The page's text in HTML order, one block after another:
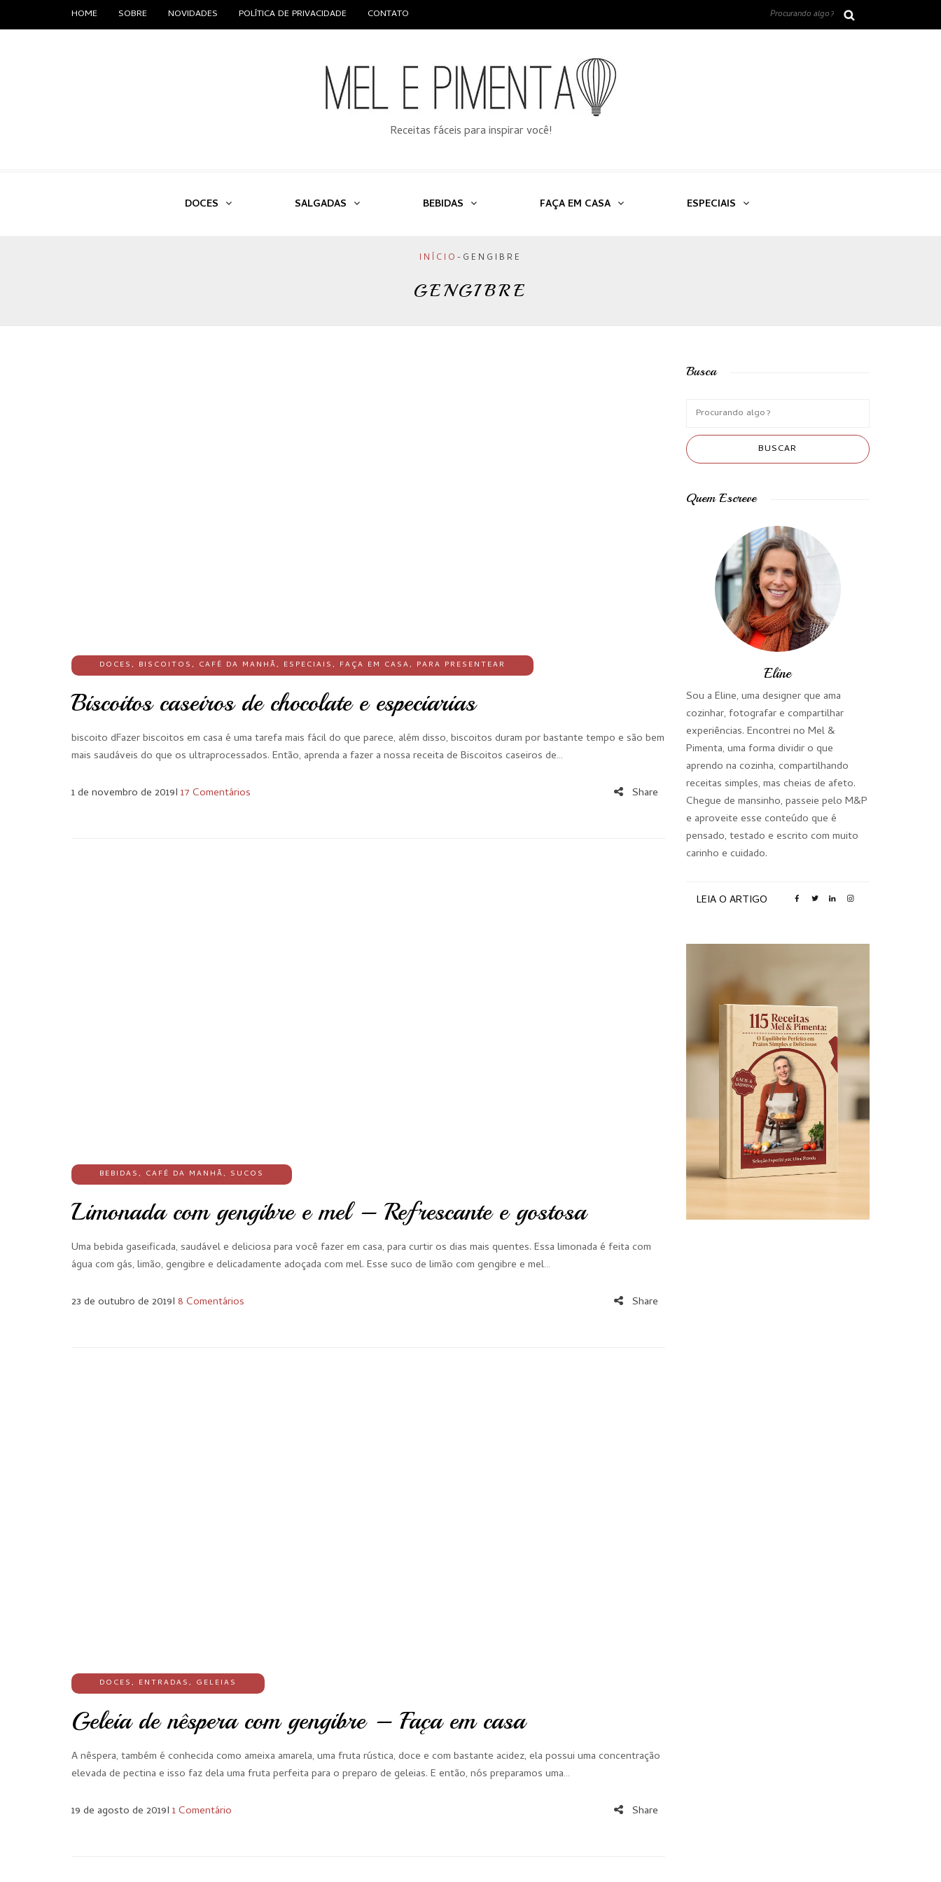
HOME SOBRE NOVIDADES POLÍTICA DE PRIVACIDADE CONTATO
Receitas fáceis para inspirar você!
DOCES SALGADAS BEBIDAS FAÇA EM CASA ESPECIAIS
INÍCIO - GENGIBRE
GENGIBRE
DOCES, BISCOITOS, CAFÉ DA MANHÃ, ESPECIAIS, FAÇA EM CASA, PARA PRESENTEAR
Biscoitos caseiros de chocolate e especiarias
biscoito dFazer biscoitos em casa é uma tarefa mais fácil do que parece, além disso, biscoitos duram por bastante tempo e são bem
mais saudáveis do que os ultraprocessados. Então, aprenda a fazer a nossa receita de Biscoitos caseiros de…
1 de novembro de 2019I 17 Comentários Share
BEBIDAS, CAFÉ DA MANHÃ, SUCOS
Limonada com gengibre e mel – Refrescante e gostosa
Uma bebida gaseificada, saudável e deliciosa para você fazer em casa, para curtir os dias mais quentes. Essa limonada é feita com
água com gás, limão, gengibre e delicadamente adoçada com mel. Esse suco de limão com gengibre e mel…
23 de outubro de 2019I 8 Comentários Share
DOCES, ENTRADAS, GELEIAS
Geleia de nêspera com gengibre – Faça em casa
A nêspera, também é conhecida como ameixa amarela, uma fruta rústica, doce e com bastante acidez, ela possui uma concentração
elevada de pectina e isso faz dela uma fruta perfeita para o preparo de geleias. E então, nós preparamos uma…
19 de agosto de 2019I 1 Comentário Share
Busca
Quem Escreve
Eline
Sou a Eline, uma designer que ama
cozinhar, fotografar e compartilhar
experiências. Encontrei no Mel &
Pimenta, uma forma dividir o que
aprendo na cozinha, compartilhando
receitas simples, mas cheias de afeto.
Chegue de mansinho, passeie pelo M&P
e aproveite esse conteúdo que é
pensado, testado e escrito com muito
carinho e cuidado.
LEIA O ARTIGO